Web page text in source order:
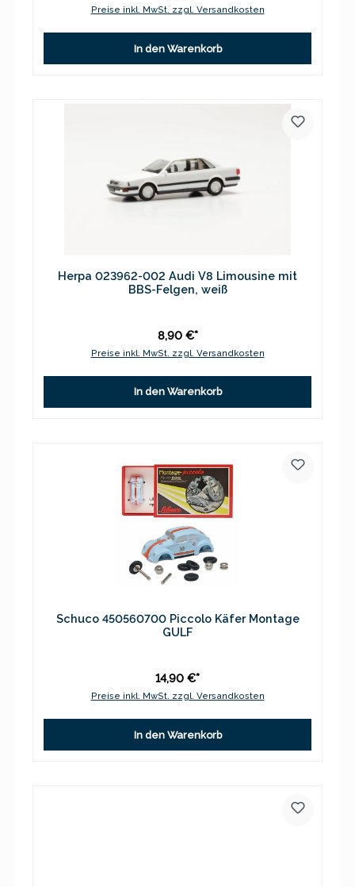
Preise inkl. MwSt. zzgl. Versandkosten
In den Warenkorb
Herpa 023962-002 Audi V8 Limousine mit
BBS-Felgen, weiß
8,90 €*
Preise inkl. MwSt. zzgl. Versandkosten
In den Warenkorb
Schuco 450560700 Piccolo Käfer Montage
GULF
14,90 €*
Preise inkl. MwSt. zzgl. Versandkosten
In den Warenkorb